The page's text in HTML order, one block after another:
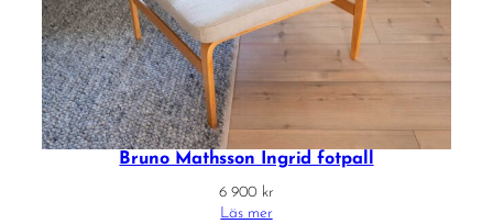
Bruno Mathsson Ingrid fotpall
6 900 kr
Läs mer